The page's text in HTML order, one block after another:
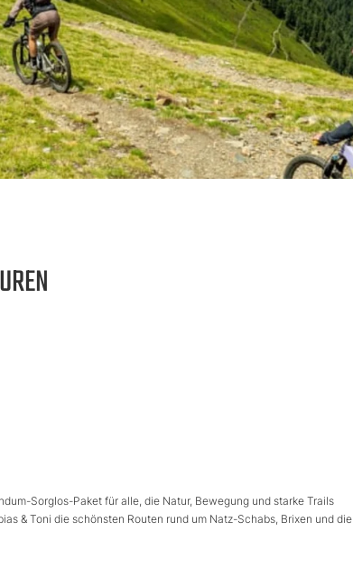
Sorglos-Paket für alle, die Natur, Bewegung und starke Trails
& Toni die schönsten Routen rund um Natz-Schabs, Brixen und die